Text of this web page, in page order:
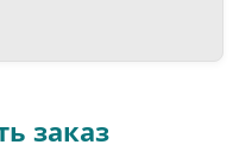
заказ